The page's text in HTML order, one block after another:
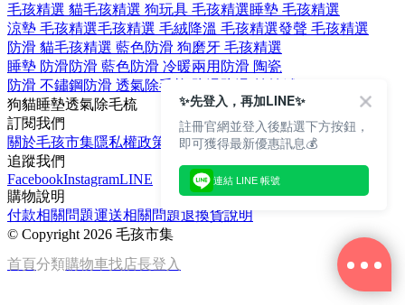
毛孩精選 貓毛孩精選 狗玩具 毛孩精選睡墊 毛孩精選
涼墊 毛孩精選毛孩精選 毛絨降溫 毛孩精選發聲 毛孩精選
防滑 貓毛孩精選 藍色防滑 狗磨牙 毛孩精選
睡墊 防滑防滑 藍色防滑 冷暖兩用 防滑 陶瓷
防滑 不鏽鋼 防滑 透氣除毛梳 防滑
狗貓睡墊透氣除毛梳
訂閱我們
關於毛孩市集隱私權政策
文章
追蹤我們
FacebookInstagramLINE
購物說明
付款相關問題運送相關問題退換貨說明
© Copyright 2026 毛孩市集
首頁分類購物車找店長登入
✨先登入，再加LINE✨
註冊官網並登入後點選下方按鈕，
即可獲得最新優惠訊息💰
連結 LINE 帳號